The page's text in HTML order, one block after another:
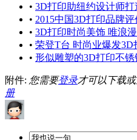
• 3D打印助纽约设计师
• 2015中国3D打印品牌
• 3D打印时尚美饰 唯浪
• 荣登T台 时尚业爆发3D
• 形似雕塑的3D打印不
附件: 您需要登录才可以下载
册